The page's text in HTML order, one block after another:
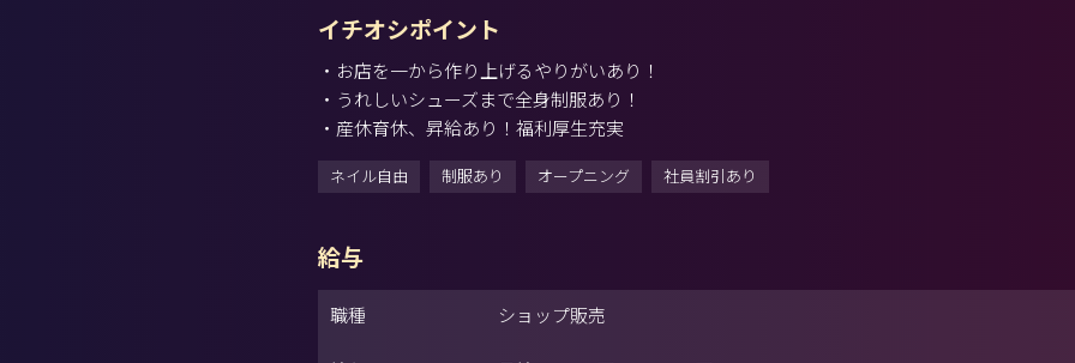
イチオシポイント
・お店を一から作り上げるやりがいあり！
・うれしいシューズまで全身制服あり！
・産休育休、昇給あり！福利厚生充実
ネイル自由 制服あり オープニング 社員割引あり
給与
職種 ショップ販売